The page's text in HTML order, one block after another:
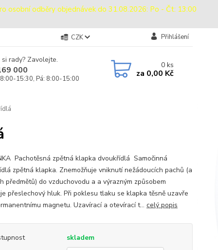
osobní odběry objednávek do 31.08.2026: Po - Čt: 13:00
CZK Přihlášení
rady? Zavolejte.
000
15:30, Pá: 8:00-15:00
0ks
za 0,00 Kč
Pachotěsná zpětná klapka dvoukřídlá Samočinná
zpětná klapka. Znemožňuje vniknutí nežádoucích pachů (a
předmětů) do vzduchovodu a a výrazným způsobem
přeslechový hluk. Při poklesu tlaku se klapka těsně uzavře
magnetu. Uzavírací a otevírací t... celý popis
skladem